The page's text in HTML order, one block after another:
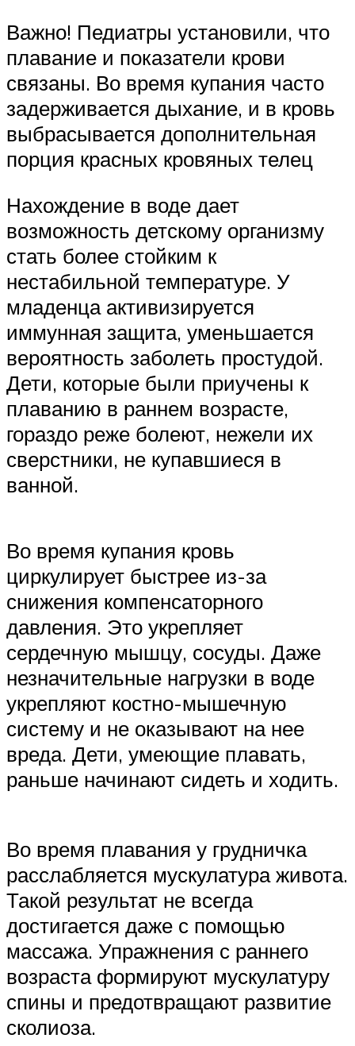
Важно! Педиатры установили, что
плавание и показатели крови
связаны. Во время купания часто
задерживается дыхание, и в кровь
выбрасывается дополнительная
порция красных кровяных телец
Нахождение в воде дает
возможность детскому организму
стать более стойким к
нестабильной температуре. У
младенца активизируется
иммунная защита, уменьшается
вероятность заболеть простудой.
Дети, которые были приучены к
плаванию в раннем возрасте,
гораздо реже болеют, нежели их
сверстники, не купавшиеся в
ванной.
Во время купания кровь
циркулирует быстрее из-за
снижения компенсаторного
давления. Это укрепляет
сердечную мышцу, сосуды. Даже
незначительные нагрузки в воде
укрепляют костно-мышечную
систему и не оказывают на нее
вреда. Дети, умеющие плавать,
раньше начинают сидеть и ходить.
Во время плавания у грудничка
расслабляется мускулатура живота.
Такой результат не всегда
достигается даже с помощью
массажа. Упражнения с раннего
возраста формируют мускулатуру
спины и предотвращают развитие
сколиоза.